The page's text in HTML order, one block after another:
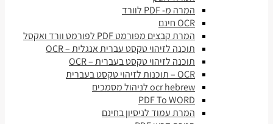
המרה מ- PDF לוורד
OCR חינם
המרת קבצים מפורמט PDF לפורמט וורד ואקסל
תוכנה לזיהוי טקסט עברית אנגלית – OCR
תוכנה לזיהוי טקסט בעברית – OCR
OCR – תוכנות לזיהוי טקסט בעברית
ocr hebrew לניהול מסמכים
PDF To WORD
המרת עמוד לניסיון בחינם